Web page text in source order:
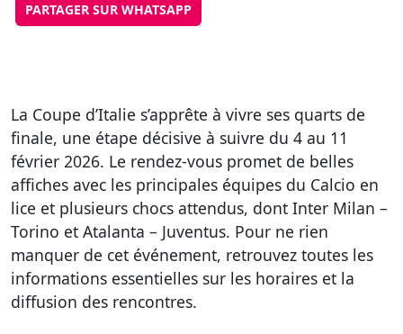
PARTAGER SUR WHATSAPP
La Coupe d’Italie s’apprête à vivre ses quarts de
finale, une étape décisive à suivre du 4 au 11
février 2026. Le rendez-vous promet de belles
affiches avec les principales équipes du Calcio en
lice et plusieurs chocs attendus, dont Inter Milan –
Torino et Atalanta – Juventus. Pour ne rien
manquer de cet événement, retrouvez toutes les
informations essentielles sur les horaires et la
diffusion des rencontres.